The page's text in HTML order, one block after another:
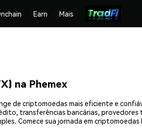
Earn Mais
na Phemex
de criptomoedas mais eficiente e
transferências bancárias, provedores
Comece sua jornada em